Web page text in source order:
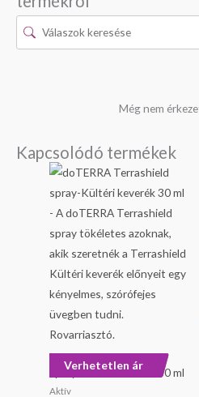
Még nem
Kapcsolódó termékek
Verhetetlen ár
doTERRA TerraShield
spray-Kültéri keverék 30 ml
Aktív